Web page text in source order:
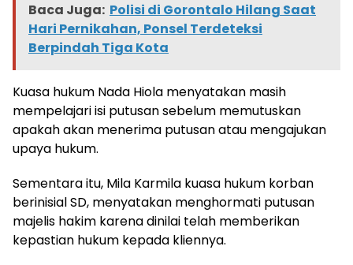
Baca Juga: Polisi di Gorontalo Hilang Saat
Hari Pernikahan, Ponsel Terdeteksi
Berpindah Tiga Kota
Kuasa hukum Nada Hiola menyatakan masih
mempelajari isi putusan sebelum memutuskan
apakah akan menerima putusan atau mengajukan
upaya hukum.
Sementara itu, Mila Karmila kuasa hukum korban
berinisial SD, menyatakan menghormati putusan
majelis hakim karena dinilai telah memberikan
kepastian hukum kepada kliennya.